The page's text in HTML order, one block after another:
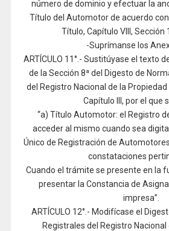
número de dominio y efectuar la
Título del Automotor de acuerdo
Título, Capítulo VIII, Sección
-Suprímanse los
ARTÍCULO 11°.- Sustitúyase el texto
de la Sección 8ª del Digesto de
del Registro Nacional de la
Capítulo III, por el que
“a) Título Automotor: el Registro
acceder al mismo cuando sea
Único de Registración de
constataciones
Cuando el trámite se presente en la
presentar la Constancia de
impresa”.
ARTÍCULO 12°.- Modifícase el
Registrales del Registro Nacional